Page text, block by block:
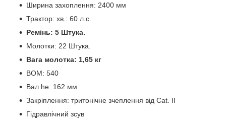
Ширина захоплення: 2400 мм
Трактор: хв.: 60 л.с.
Ремінь: 5 Штука.
Молотки: 22 Штука.
Вага молотка: 1,65 кг
ВОМ: 540
Вал he: 162 мм
Закріплення: тритонічне зчеплення від Cat. II
Гідравлічний зсув